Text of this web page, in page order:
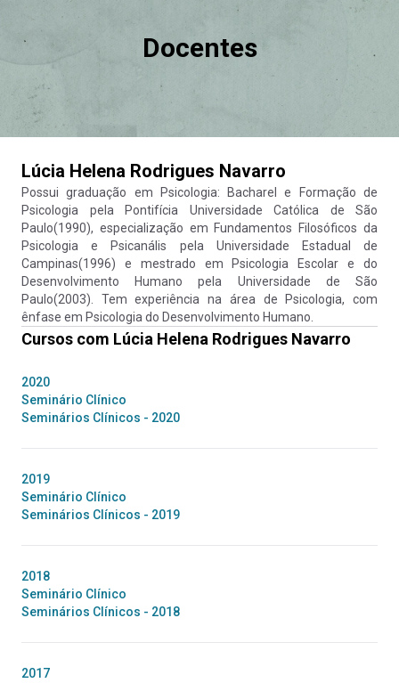
Docentes
Lúcia Helena Rodrigues Navarro
Possui graduação em Psicologia: Bacharel e Formação de
Psicologia pela Pontifícia Universidade Católica de São
Paulo(1990), especialização em Fundamentos Filosóficos da
Psicologia e Psicanális pela Universidade Estadual de
Campinas(1996) e mestrado em Psicologia Escolar e do
Desenvolvimento Humano pela Universidade de São
Paulo(2003). Tem experiência na área de Psicologia, com
ênfase em Psicologia do Desenvolvimento Humano.
Cursos com Lúcia Helena Rodrigues Navarro
2020
Seminário Clínico
Seminários Clínicos - 2020
2019
Seminário Clínico
Seminários Clínicos - 2019
2018
Seminário Clínico
Seminários Clínicos - 2018
2017